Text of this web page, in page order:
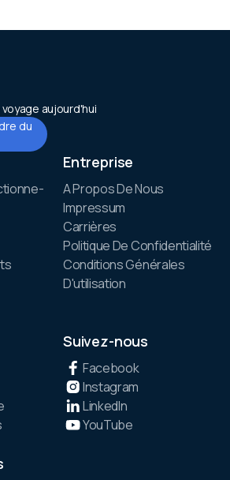
aujourd'hui
du
Entreprise
A Propos De Nous
Impressum
Carrières
Politique De Confidentialité
Conditions Générales
D'utilisation
Suivez-nous
Facebook
Instagram
LinkedIn
YouTube